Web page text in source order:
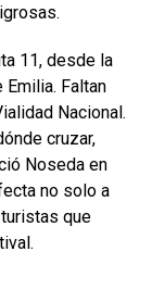
11, desde la
Emilia. Faltan
Nacional.
cruzar,
Noseda en
no solo a
que